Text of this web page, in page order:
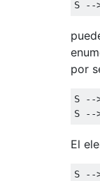
por
S --
El